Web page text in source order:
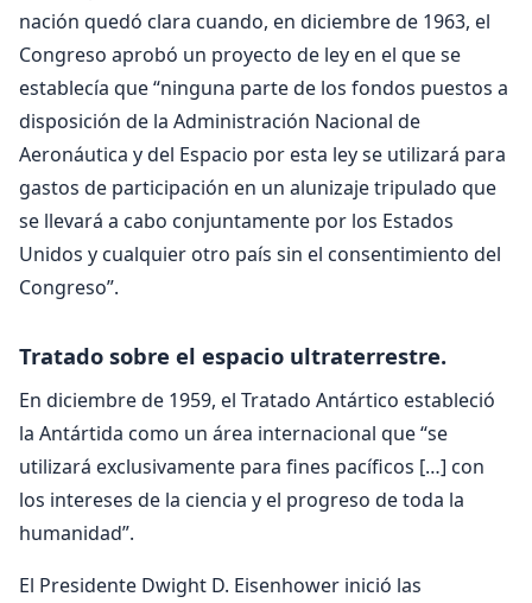
nación quedó clara cuando, en diciembre de 1963, el
Congreso aprobó un proyecto de ley en el que se
establecía que “ninguna parte de los fondos puestos a
disposición de la Administración Nacional de
Aeronáutica y del Espacio por esta ley se utilizará para
gastos de participación en un alunizaje tripulado que
se llevará a cabo conjuntamente por los Estados
Unidos y cualquier otro país sin el consentimiento del
Congreso”.
Tratado sobre el espacio ultraterrestre.
En diciembre de 1959, el Tratado Antártico estableció
la Antártida como un área internacional que “se
utilizará exclusivamente para fines pacíficos […] con
los intereses de la ciencia y el progreso de toda la
humanidad”.
El Presidente Dwight D. Eisenhower inició las